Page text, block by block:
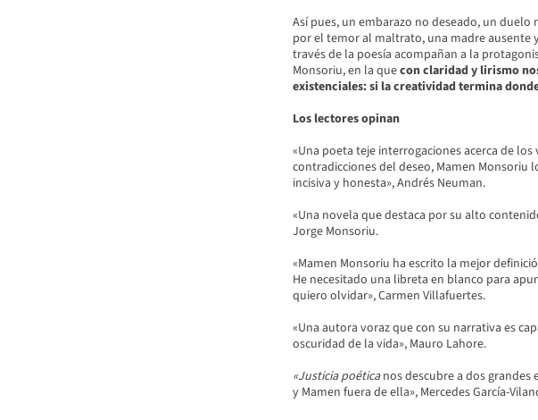
Así pues, un embarazo no deseado, un
por el temor al maltrato, una madre ausente
través de la poesía acompañan a la
Monsoriu, en la quecon claridad y lirismo
existenciales: si la creatividad termina
Los lectores opinan
«Una poeta teje interrogaciones acerca de
contradicciones del deseo, Mamen Monsoriu
incisiva y honesta», Andrés Neuman.
«Una novela que destaca por su alto
Jorge Monsoriu.
«Mamen Monsoriu ha escrito la mejor
He necesitado una libreta en blanco para
quiero olvidar», Carmen Villafuertes.
«Una autora voraz que con su narrativa es
oscuridad de la vida», Mauro Lahore.
«Justicia poéticanos descubre a dos grandes
y Mamen fuera de ella», Mercedes García-